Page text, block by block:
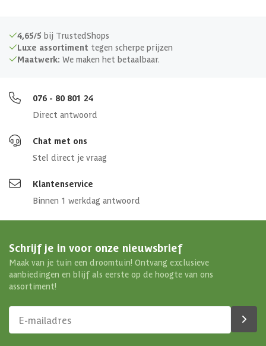
4,65/5 bij TrustedShops
Luxe assortiment tegen scherpe prijzen
Maatwerk: We maken het betaalbaar.
076 - 80 801 24
Direct antwoord
Chat met ons
Stel direct je vraag
Klantenservice
Binnen 1 werkdag antwoord
Schrijf je in voor onze nieuwsbrief
Maak van je tuin een droomtuin! Ontvang exclusieve
aanbiedingen en blijf als eerste op de hoogte van ons
assortiment!